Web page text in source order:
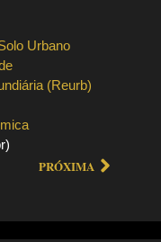
Urbano
(Reurb)
PRÓXIMA